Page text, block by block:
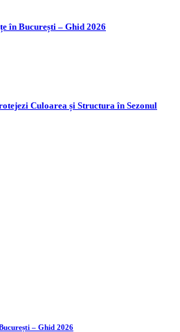
în București – Ghid 2026
Culoarea și Structura în Sezonul
– Ghid 2026